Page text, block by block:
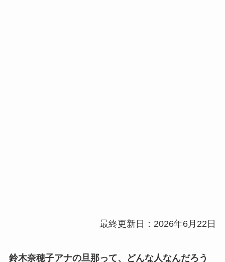
最終更新日：2026年6月22日
鈴木奈穂子アナの旦那って、どんな人なんだろう